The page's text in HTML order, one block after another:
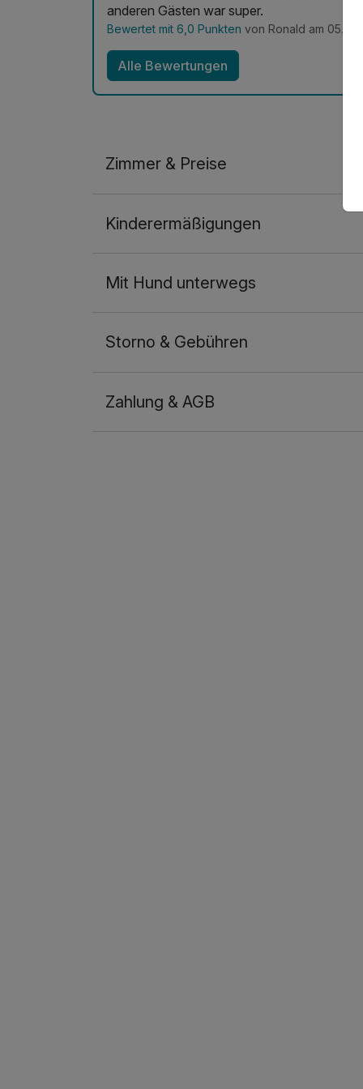
anderen Gästen war super.
Bewertet mit 6,0 Punkten von Ronald am
Alle Bewertungen
Zimmer & Preise
2 Erwachsene
Kinderermäßigungen
Mit Hund unterwegs
Storno & Gebühren
Zahlung & AGB